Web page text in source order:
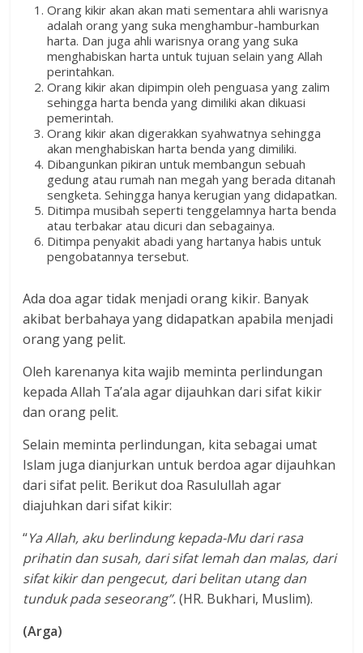
Orang kikir akan akan mati sementara ahli warisnya
adalah orang yang suka menghambur-hamburkan
harta. Dan juga ahli warisnya orang yang suka
menghabiskan harta untuk tujuan selain yang Allah
perintahkan.
Orang kikir akan dipimpin oleh penguasa yang zalim
sehingga harta benda yang dimiliki akan dikuasi
pemerintah.
Orang kikir akan digerakkan syahwatnya sehingga
akan menghabiskan harta benda yang dimiliki.
Dibangunkan pikiran untuk membangun sebuah
gedung atau rumah nan megah yang berada ditanah
sengketa. Sehingga hanya kerugian yang didapatkan.
Ditimpa musibah seperti tenggelamnya harta benda
atau terbakar atau dicuri dan sebagainya.
Ditimpa penyakit abadi yang hartanya habis untuk
pengobatannya tersebut.
Ada doa agar tidak menjadi orang kikir. Banyak
akibat berbahaya yang didapatkan apabila menjadi
orang yang pelit.
Oleh karenanya kita wajib meminta perlindungan
kepada Allah Ta’ala agar dijauhkan dari sifat kikir
dan orang pelit.
Selain meminta perlindungan, kita sebagai umat
Islam juga dianjurkan untuk berdoa agar dijauhkan
dari sifat pelit. Berikut doa Rasulullah agar
diajuhkan dari sifat kikir:
“Ya Allah, aku berlindung kepada-Mu dari rasa
prihatin dan susah, dari sifat lemah dan malas, dari
sifat kikir dan pengecut, dari belitan utang dan
tunduk pada seseorang”.(HR. Bukhari, Muslim).
(Arga)